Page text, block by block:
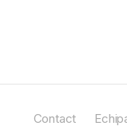
Contact